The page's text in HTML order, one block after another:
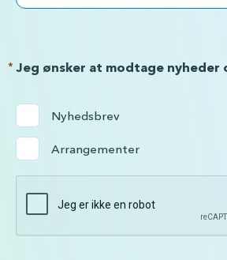
Jeg ønsker at modtage nyheder
*
Nyhedsbrev
Arrangementer